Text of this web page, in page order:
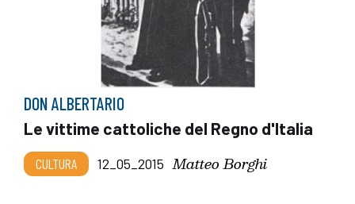
DON ALBERTARIO
Le vittime cattoliche del Regno d'Italia
CULTURA 12_05_2015 Matteo Borghi